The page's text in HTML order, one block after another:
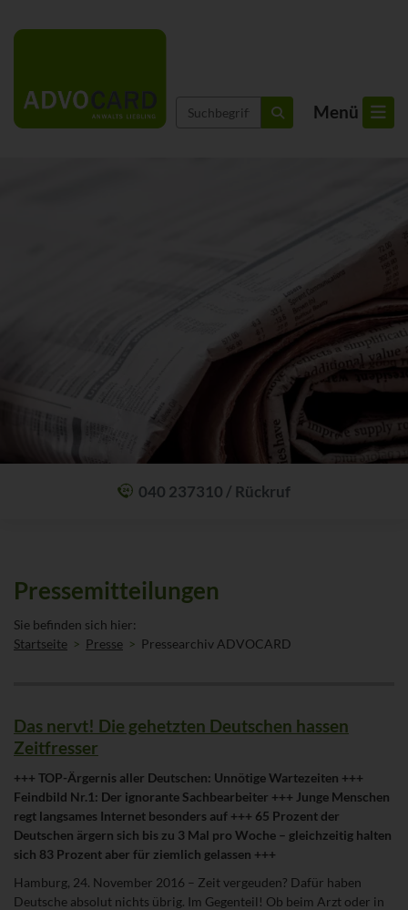
Suchbegriffe suchen Menü
040 237310 / Rückruf
Pressemitteilungen
Sie befinden sich hier:
Startseite
Presse Pressearchiv ADVOCARD
Das nervt! Die gehetzten Deutschen hassen
Zeitfresser
+++ TOP-Ärgernis aller Deutschen: Unnötige Wartezeiten +++
Feindbild Nr.1: Der ignorante Sachbearbeiter +++ Junge Menschen
regt langsames Internet besonders auf +++ 65 Prozent der
Deutschen ärgern sich bis zu 3 Mal pro Woche – gleichzeitig halten
sich 83 Prozent aber für ziemlich gelassen +++
Hamburg, 24. November 2016 – Zeit vergeuden? Dafür haben
Deutsche absolut nichts übrig. Im Gegenteil! Ob beim Arzt oder in